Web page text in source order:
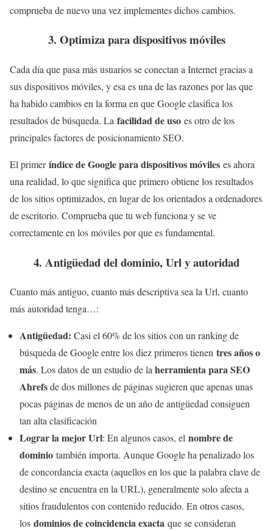
comprueba de nuevo una vez implementes dichos cambios.
3. Optimiza para dispositivos móviles
Cada día que pasa más usuarios se conectan a Internet gracias a
sus dispositivos móviles, y esa es una de las razones por las que
ha habido cambios en la forma en que Google clasifica los
resultados de búsqueda. La facilidad de uso es otro de los
principales factores de posicionamiento SEO.
El primeríndice de Google para dispositivos móviles es ahora
una realidad, lo que significa que primero obtiene los resultados
de los sitios optimizados, en lugar de los orientados a ordenadores
de escritorio. Comprueba que tu web funciona y se ve
correctamente en los móviles por que es fundamental.
4. Antigüedad del dominio, Url y autoridad
Cuanto más antiguo, cuanto más descriptiva sea la Url, cuanto
más autoridad tenga…:
Antigüedad: Casi el 60% de los sitios con un ranking de
búsqueda de Google entre los diez primeros tienen tres años o
más. Los datos de un estudio de laherramienta para SEO
Ahrefsde dos millones de páginas sugieren que apenas unas
pocas páginas de menos de un año de antigüedad consiguen
tan alta clasificación
Lograr la mejor Url: En algunos casos, el nombre de
dominio también importa. Aunque Google ha penalizado los
de concordancia exacta (aquellos en los que la palabra clave de
destino se encuentra en la URL), generalmente solo afecta a
sitios fraudulentos con contenido reducido. En otros casos,
los dominios de coincidencia exacta que se consideran